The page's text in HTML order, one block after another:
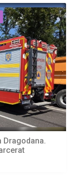
Dragodana.